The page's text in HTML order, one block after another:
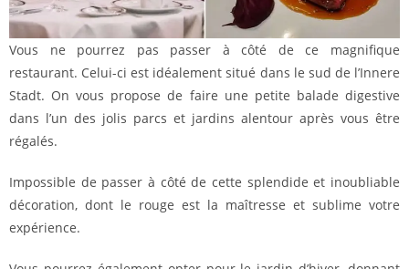
Vous ne pourrez pas passer à côté de ce magnifique
restaurant. Celui-ci est idéalement situé dans le sud de l’Innere
Stadt. On vous propose de faire une petite balade digestive
dans l’un des jolis parcs et jardins alentour après vous être
régalés.
Impossible de passer à côté de cette splendide et inoubliable
décoration, dont le rouge est la maîtresse et sublime votre
expérience.